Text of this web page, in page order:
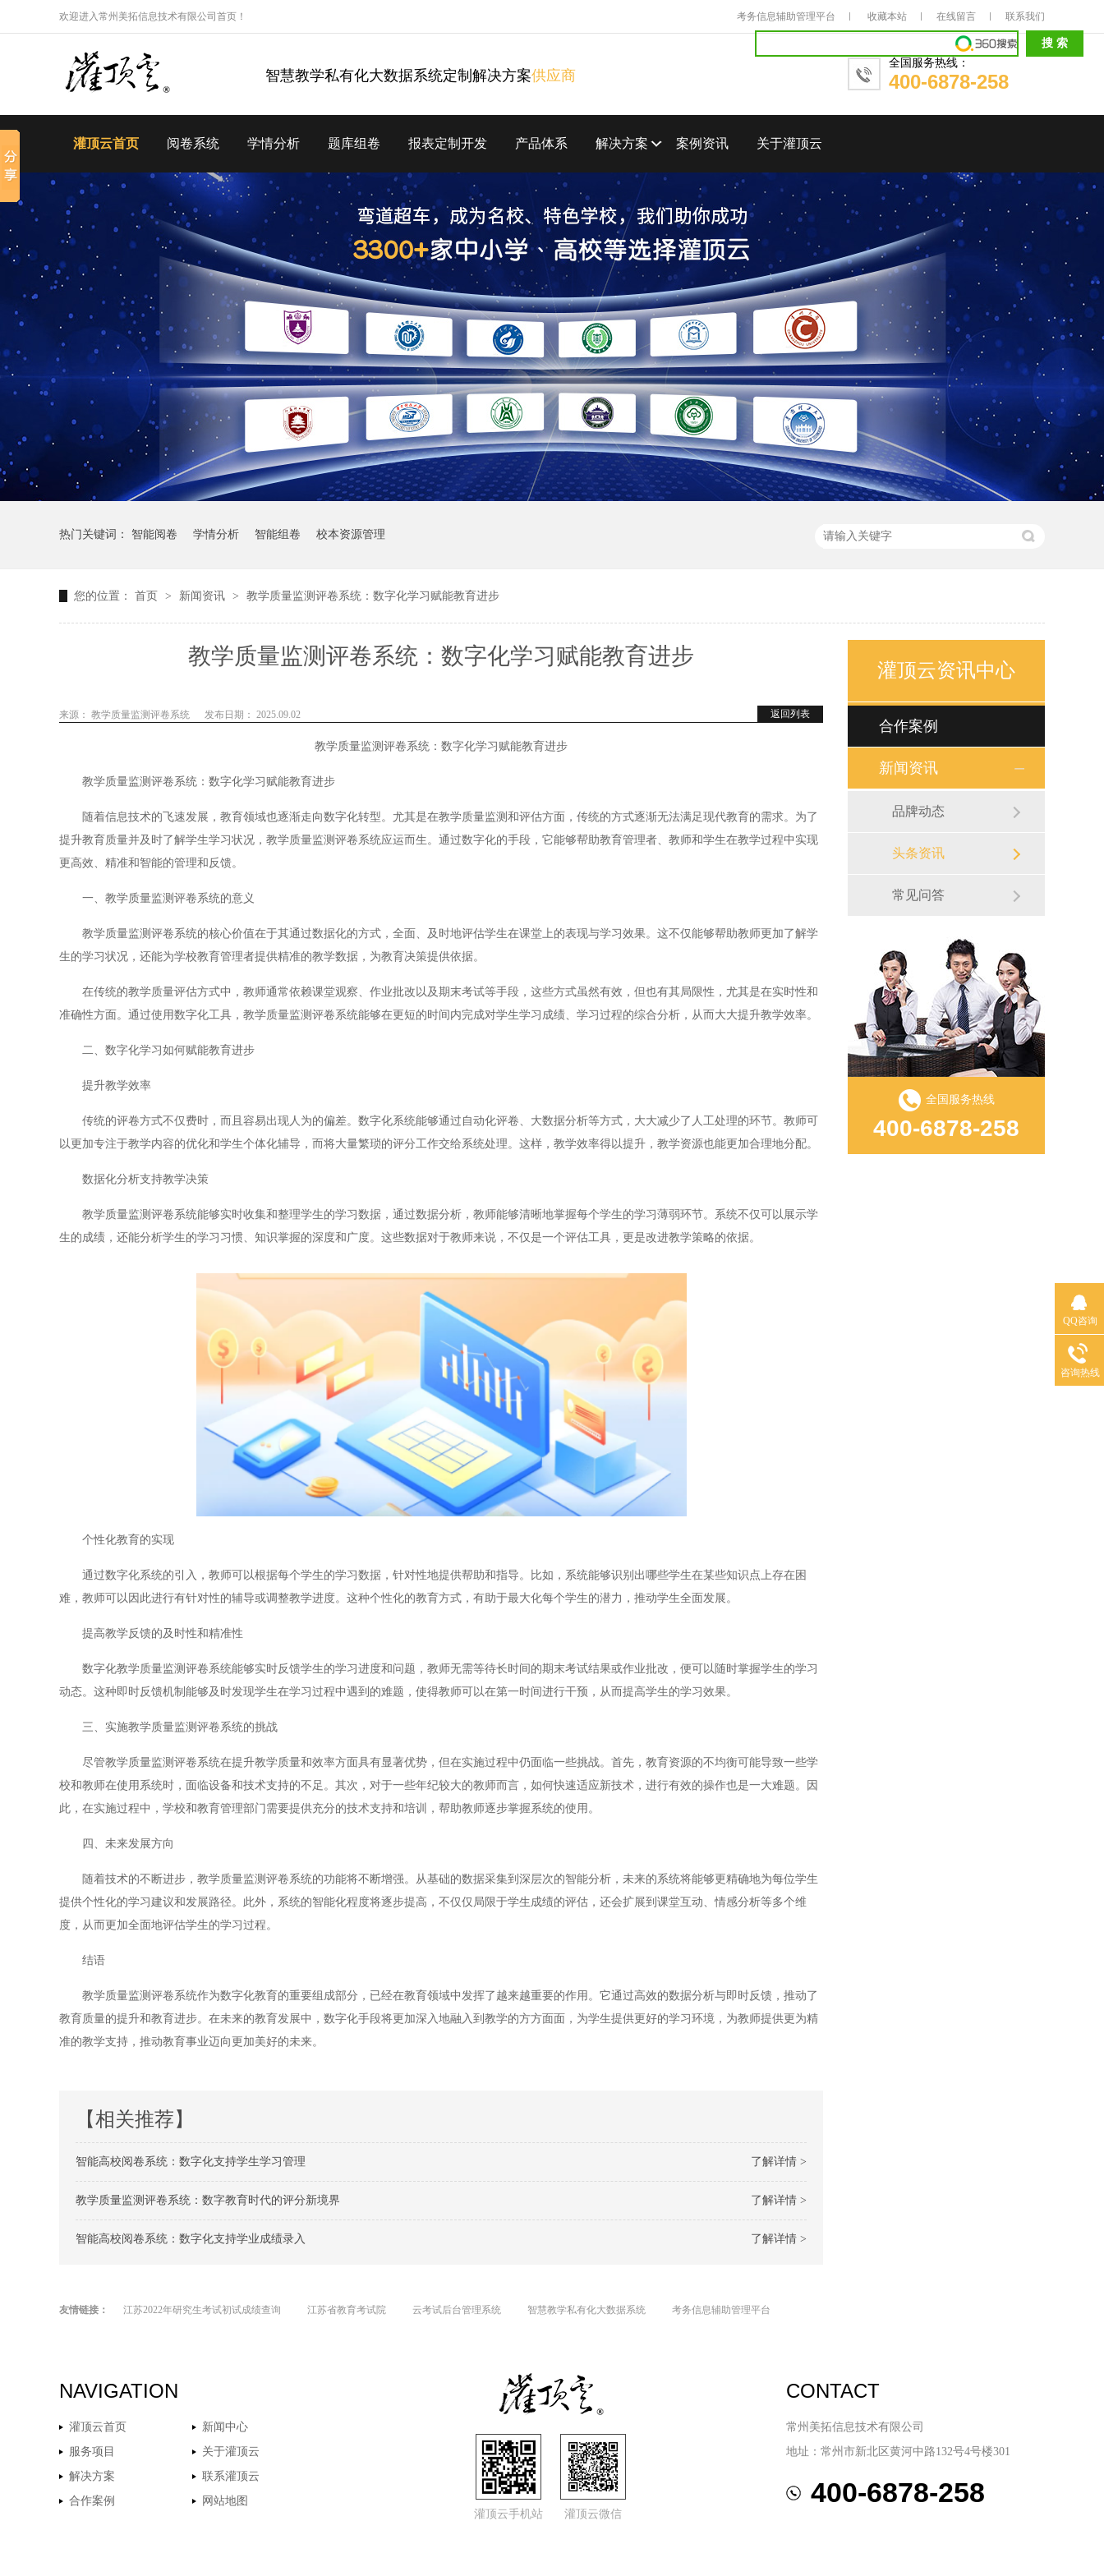
考务信息辅助管理平台 收藏本站 在线留言 联系我们
欢迎进入常州美拓信息技术有限公司首页！
智慧教学私有化大数据系统定制解决方案供应商
全国服务热线：
400-6878-258
灌顶云首页 阅卷系统 学情分析 题库组卷 报表定制开发 产品体系 解决方案 案例资讯 关于灌顶云
热门关键词： 智能阅卷 学情分析 智能组卷 校本资源管理
您的位置： 首页 > 新闻资讯 > 教学质量监测评卷系统：数字化学习赋能教育进步
教学质量监测评卷系统：数字化学习赋能教育进步
返回列表
来源： 教学质量监测评卷系统 发布日期： 2025.09.02
教学质量监测评卷系统：数字化学习赋能教育进步
教学质量监测评卷系统：数字化学习赋能教育进步
随着信息技术的飞速发展，教育领域也逐渐走向数字化转型。尤其是在教学质量监测和评估方面，传统的方式逐渐无法满足现代教育的需求。为了
提升教育质量并及时了解学生学习状况，教学质量监测评卷系统应运而生。通过数字化的手段，它能够帮助教育管理者、教师和学生在教学过程中实现
更高效、精准和智能的管理和反馈。
一、教学质量监测评卷系统的意义
教学质量监测评卷系统的核心价值在于其通过数据化的方式，全面、及时地评估学生在课堂上的表现与学习效果。这不仅能够帮助教师更加了解学
生的学习状况，还能为学校教育管理者提供精准的教学数据，为教育决策提供依据。
在传统的教学质量评估方式中，教师通常依赖课堂观察、作业批改以及期末考试等手段，这些方式虽然有效，但也有其局限性，尤其是在实时性和
准确性方面。通过使用数字化工具，教学质量监测评卷系统能够在更短的时间内完成对学生学习成绩、学习过程的综合分析，从而大大提升教学效率。
二、数字化学习如何赋能教育进步
提升教学效率
传统的评卷方式不仅费时，而且容易出现人为的偏差。数字化系统能够通过自动化评卷、大数据分析等方式，大大减少了人工处理的环节。教师可
以更加专注于教学内容的优化和学生个体化辅导，而将大量繁琐的评分工作交给系统处理。这样，教学效率得以提升，教学资源也能更加合理地分配。
数据化分析支持教学决策
教学质量监测评卷系统能够实时收集和整理学生的学习数据，通过数据分析，教师能够清晰地掌握每个学生的学习薄弱环节。系统不仅可以展示学
生的成绩，还能分析学生的学习习惯、知识掌握的深度和广度。这些数据对于教师来说，不仅是一个评估工具，更是改进教学策略的依据。
个性化教育的实现
通过数字化系统的引入，教师可以根据每个学生的学习数据，针对性地提供帮助和指导。比如，系统能够识别出哪些学生在某些知识点上存在困
难，教师可以因此进行有针对性的辅导或调整教学进度。这种个性化的教育方式，有助于最大化每个学生的潜力，推动学生全面发展。
提高教学反馈的及时性和精准性
数字化教学质量监测评卷系统能够实时反馈学生的学习进度和问题，教师无需等待长时间的期末考试结果或作业批改，便可以随时掌握学生的学习
动态。这种即时反馈机制能够及时发现学生在学习过程中遇到的难题，使得教师可以在第一时间进行干预，从而提高学生的学习效果。
三、实施教学质量监测评卷系统的挑战
尽管教学质量监测评卷系统在提升教学质量和效率方面具有显著优势，但在实施过程中仍面临一些挑战。首先，教育资源的不均衡可能导致一些学
校和教师在使用系统时，面临设备和技术支持的不足。其次，对于一些年纪较大的教师而言，如何快速适应新技术，进行有效的操作也是一大难题。因
此，在实施过程中，学校和教育管理部门需要提供充分的技术支持和培训，帮助教师逐步掌握系统的使用。
四、未来发展方向
随着技术的不断进步，教学质量监测评卷系统的功能将不断增强。从基础的数据采集到深层次的智能分析，未来的系统将能够更精确地为每位学生
提供个性化的学习建议和发展路径。此外，系统的智能化程度将逐步提高，不仅仅局限于学生成绩的评估，还会扩展到课堂互动、情感分析等多个维
度，从而更加全面地评估学生的学习过程。
结语
教学质量监测评卷系统作为数字化教育的重要组成部分，已经在教育领域中发挥了越来越重要的作用。它通过高效的数据分析与即时反馈，推动了
教育质量的提升和教育进步。在未来的教育发展中，数字化手段将更加深入地融入到教学的方方面面，为学生提供更好的学习环境，为教师提供更为精
准的教学支持，推动教育事业迈向更加美好的未来。
【相关推荐】
了解详情 >
智能高校阅卷系统：数字化支持学生学习管理
了解详情 >
教学质量监测评卷系统：数字教育时代的评分新境界
了解详情 >
智能高校阅卷系统：数字化支持学业成绩录入
灌顶云资讯中心
合作案例
新闻资讯
品牌动态
头条资讯
常见问答
全国服务热线
400-6878-258
友情链接： 江苏2022年研究生考试初试成绩查询 江苏省教育考试院 云考试后台管理系统 智慧教学私有化大数据系统 考务信息辅助管理平台
NAVIGATION
灌顶云首页
新闻中心
服务项目
关于灌顶云
解决方案
联系灌顶云
合作案例
网站地图
灌顶云手机站
灌顶云微信
CONTACT
常州美拓信息技术有限公司
地址：常州市新北区黄河中路132号4号楼301
400-6878-258
QQ咨询
咨询热线